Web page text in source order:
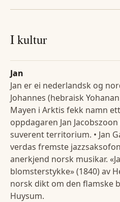
I kultur
Jan
Jan er ei nederlandsk og
Johannes (hebraisk
Mayen i Arktis fekk namn
oppdagaren Jan
suverent territorium. • Jan
verdas fremste
anerkjend norsk musikar.
blomsterstykke» (1840) av
norsk dikt om den flamske
Huysum.